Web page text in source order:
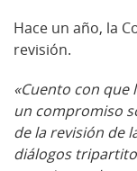
Hace un año, la
revisión.
«Cuento con que
un compromiso
de la revisión de
diálogos